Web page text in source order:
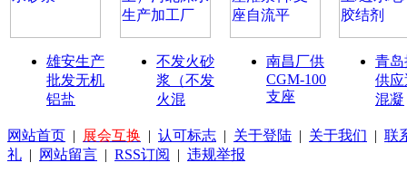
雄安生产
批发无机
铝盐
不发火砂
浆（不发
火混
南昌厂供
CGM-100
支座
青
供
混凝
网站首页 | 展会互换 | 认可标志 | 关于登陆 | 关于我们 | 联
礼 | 网站留言 | RSS订阅 | 违规举报